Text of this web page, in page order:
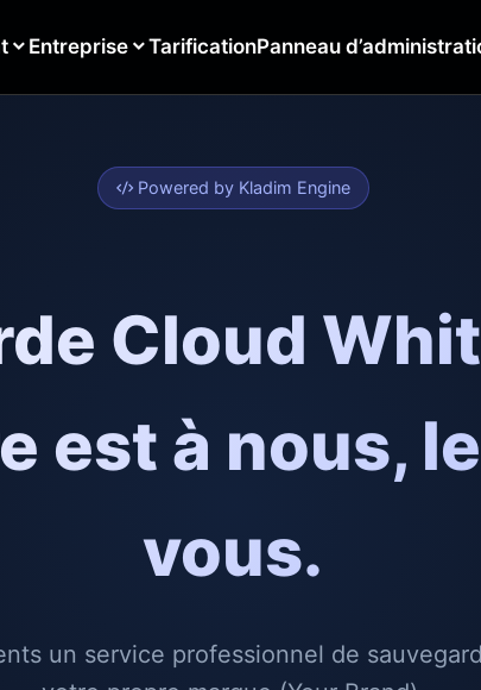
Entreprise TarificationPanneau
Powered by Kladim Engine
Cloud
est à nous,
vous.
un service professionnel de